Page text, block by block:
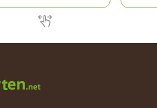
frei auf der Oberfläche